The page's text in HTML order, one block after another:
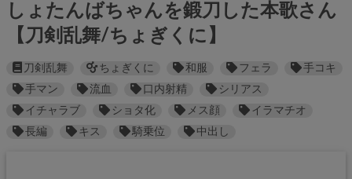
しょたんばちゃんを鍛刀した本歌さん
【刀剣乱舞/ちょぎくに】
刀剣乱舞 ちょぎくに 和服 フェラ
手コキ
手マン
流血 口内射精
シリアス
イチャラブ
ショタ化 メス顔
イラマチオ
長編
キス 騎乗位 中出し